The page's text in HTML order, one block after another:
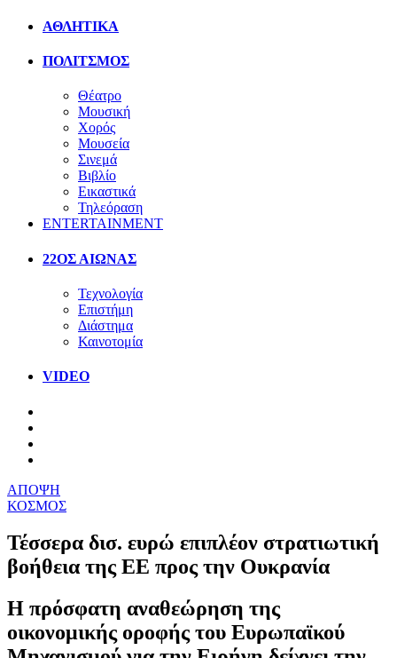
ΑΘΛΗΤΙΚΑ
ΠΟΛΙΤΣΜΟΣ
Θέατρο
Μουσική
Χορός
Μουσεία
Σινεμά
Βιβλίο
Εικαστικά
Τηλεόραση
ENTERTAINMENT
22ΟΣ ΑΙΩΝΑΣ
Τεχνολογία
Επιστήμη
Διάστημα
Καινοτομία
VIDEO
ΑΠΟΨΗ
ΚΟΣΜΟΣ
Τέσσερα δισ. ευρώ επιπλέον στρατιωτική
βοήθεια της ΕΕ προς την Ουκρανία
Η πρόσφατη αναθεώρηση της
οικονομικής οροφής του Ευρωπαϊκού